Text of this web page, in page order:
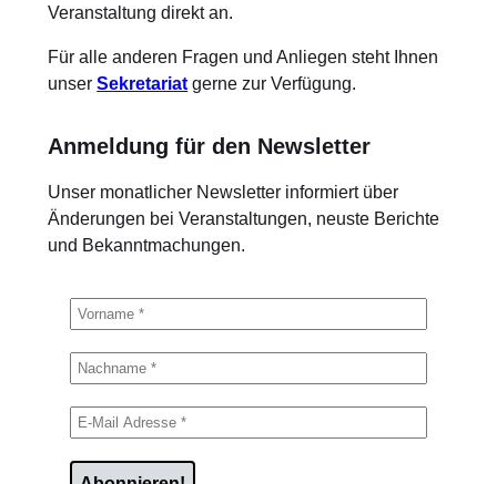
Veranstaltung direkt an.
Für alle anderen Fragen und Anliegen steht Ihnen
unserSekretariat gerne zur Verfügung.
Anmeldung für den Newsletter
Unser monatlicher Newsletter informiert über
Änderungen bei Veranstaltungen, neuste Berichte
und Bekanntmachungen.